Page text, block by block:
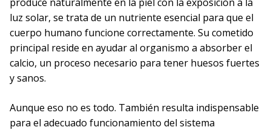
luz solar, se trata de un nutriente esencial para que el
cuerpo humano funcione correctamente. Su cometido
principal reside en ayudar al organismo a absorber el
calcio, un proceso necesario para tener huesos fuertes
y sanos.
Aunque eso no es todo. También resulta indispensable
para el adecuado funcionamiento del sistema